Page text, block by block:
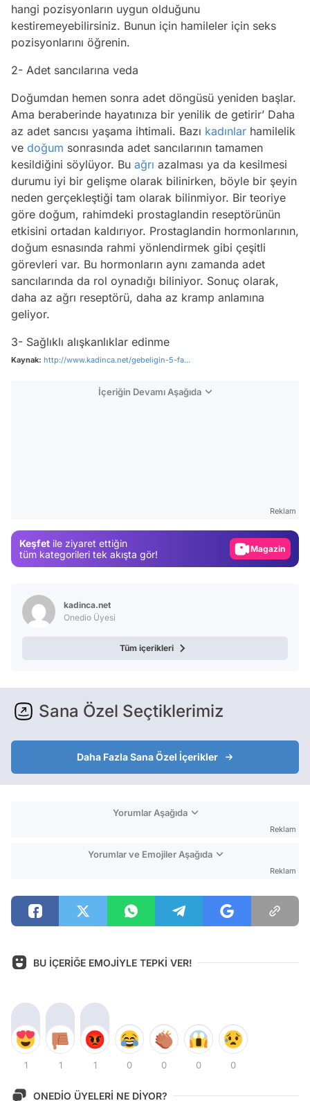
hangi pozisyonların uygun olduğunu
kestiremeyebilirsiniz. Bunun için hamileler için seks
pozisyonlarını öğrenin.
2- Adet sancılarına veda
Doğumdan hemen sonra adet döngüsü yeniden başlar.
Ama beraberinde hayatınıza bir yenilik de getirir’ Daha
az adet sancısı yaşama ihtimali. Bazı kadınlar hamilelik
ve doğum sonrasında adet sancılarının tamamen
kesildiğini söylüyor. Bu ağrı azalması ya da kesilmesi
durumu iyi bir gelişme olarak bilinirken, böyle bir şeyin
neden gerçekleştiği tam olarak bilinmiyor. Bir teoriye
göre doğum, rahimdeki prostaglandin reseptörünün
etkisini ortadan kaldırıyor. Prostaglandin hormonlarının,
doğum esnasında rahmi yönlendirmek gibi çeşitli
görevleri var. Bu hormonların aynı zamanda adet
sancılarında da rol oynadığı biliniyor. Sonuç olarak,
daha az ağrı reseptörü, daha az kramp anlamına
geliyor.
3- Sağlıklı alışkanlıklar edinme
Kaynak: http://www.kadinca.net/gebeligin-5-fa...
İçeriğin Devamı Aşağıda
Reklam
Keşfet ile ziyaret ettiğin
tüm kategorileri tek akışta gör!
Magazin
kadinca.net
Onedio Üyesi
Tüm içerikleri
Sana Özel Seçtiklerimiz
Daha Fazla Sana Özel İçerikler
Yorumlar Aşağıda
Reklam
Yorumlar ve Emojiler Aşağıda
Reklam
BU İÇERİĞE EMOJİYLE TEPKİ VER!
1 1 1 0 0 0 0
ONEDİO ÜYELERİ NE DİYOR?